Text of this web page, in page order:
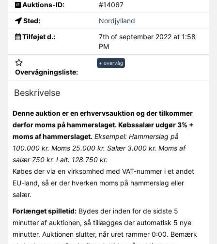
Auktions-ID:
#14067
Sted:
Nordjylland
Tilføjet d.:
7th of september 2022 at 1:58
PM
Overvågningsliste:
+ overvåg
Beskrivelse
Denne auktion er en erhvervsauktion og der tilkommer
derfor moms på hammerslaget. Købssalær udgør 3% +
moms af hammerslaget. Eksempel: Hammerslag på
100.000 kr. Moms 25.000 kr. Salær 3.000 kr. Moms af
salær 750 kr. I alt: 128.750 kr.
Købes der via en virksomhed med VAT-nummer i et andet
EU-land, så er der hverken moms på hammerslag eller
salær.
Forlænget spilletid:Bydes der inden for de sidste 5
minutter af auktionen, så tillægges der automatisk 5 nye
minutter. Auktionen slutter, når uret rammer 0:00. Bemærk